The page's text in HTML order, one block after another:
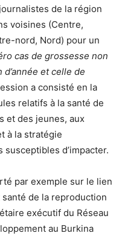
de la région
voisines (Centre,
nord, Nord) pour un
cas de grossesse non
et celle de
a consisté en la
relatifs à la santé de
et des jeunes, aux
à la stratégie
susceptibles d’impacter.
par exemple sur le lien
de la reproduction
exécutif du Réseau
au Burkina